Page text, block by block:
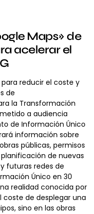
Maps» de
acelerar el
reducir el coste y
de
la Transformación
a audiencia
de Información Único
información sobre
públicas, permisos
de nuevas
futuras redes de
Único en 30
realidad conocida por
de desplegar una
sino en las obras